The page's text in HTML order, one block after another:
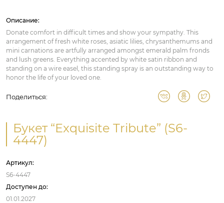
Описание:
Donate comfort in difficult times and show your sympathy. This
arrangement of fresh white roses, asiatic lilies, chrysanthemums and
mini carnations are artfully arranged amongst emerald palm fronds
and lush greens. Everything accented by white satin ribbon and
standing on a wire easel, this standing spray is an outstanding way to
honor the life of your loved one.
Поделиться:
Букет “Exquisite Tribute” (S6-
4447)
Артикул:
S6-4447
Доступен до:
01.01.2027